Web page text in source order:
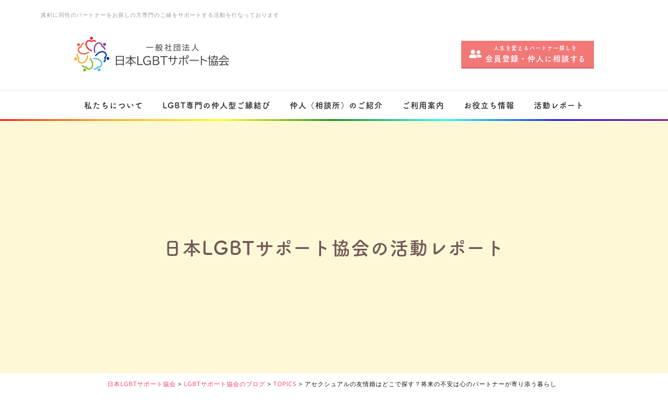
真剣に同性のパートナーをお探しの方専門のご縁をサポートする活動を行なっております
人生を変えるパートナー探しを
会員登録・仲人に相談する
私たちについて LGBT専門の仲人型ご縁結び 仲人（相談所）のご紹介 ご利用案内 お役立ち情報 活動レポート
日本LGBTサポート協会の活動レポート
日本LGBTサポート協会 > LGBTサポート協会のブログ >TOPICS > アセクシュアルの友情婚はどこで探す？将来の不安は心のパートナーが寄り添う暮らし